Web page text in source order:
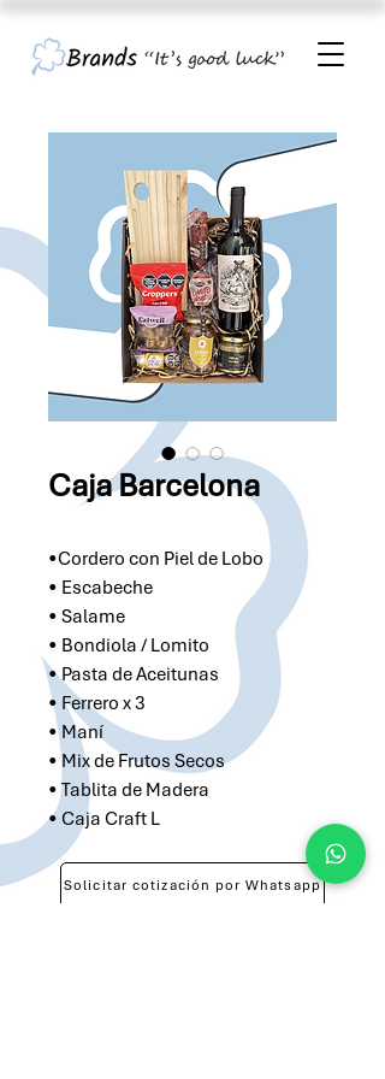
Caja Barcelona
•Cordero con Piel de Lobo
• Escabeche
• Salame
• Bondiola / Lomito
• Pasta de Aceitunas
• Ferrero x 3
• Maní
• Mix de Frutos Secos
• Tablita de Madera
• Caja Craft L
Solicitar cotización por Whatsapp